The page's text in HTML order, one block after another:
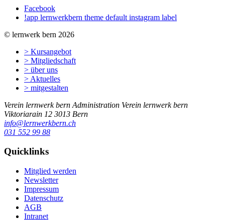
Facebook
!app lernwerkbern theme default instagram label
© lernwerk bern 2026
> Kursangebot
> Mitgliedschaft
> über uns
> Aktuelles
> mitgestalten
Verein lernwerk bern Administration Verein lernwerk bern
Viktoriarain 12 3013 Bern
info@lernwerkbern.ch
031 552 99 88
Quicklinks
Mitglied werden
Newsletter
Impressum
Datenschutz
AGB
Intranet